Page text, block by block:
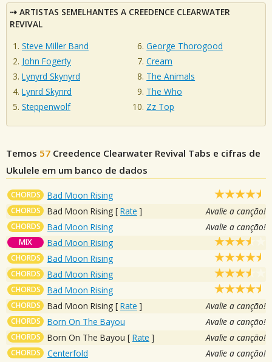
ARTISTAS SEMELHANTES A CREEDENCE CLEARWATER
REVIVAL
Steve Miller Band
John Fogerty
Lynyrd Skynyrd
Lynrd Skynrd
Steppenwolf
George Thorogood
Cream
The Animals
The Who
Zz Top
Temos 57 Creedence Clearwater Revival Tabs e cifras de
Ukulele em um banco de dados
CHORDS Bad Moon Rising
CHORDS Bad Moon Rising [ Rate ] Avalie a canção!
CHORDS Bad Moon Rising Avalie a canção!
MIX Bad Moon Rising
CHORDS Bad Moon Rising
CHORDS Bad Moon Rising
CHORDS Bad Moon Rising
CHORDS Bad Moon Rising [ Rate ] Avalie a canção!
CHORDS Born On The Bayou Avalie a canção!
CHORDS Born On The Bayou [ Rate ] Avalie a canção!
CHORDS Centerfold Avalie a canção!